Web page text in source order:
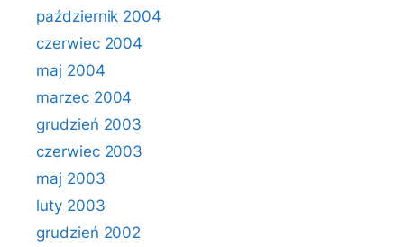
październik 2004
czerwiec 2004
maj 2004
marzec 2004
grudzień 2003
czerwiec 2003
maj 2003
luty 2003
grudzień 2002